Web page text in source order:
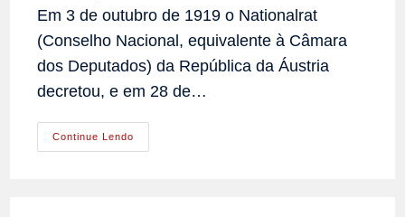
Em 3 de outubro de 1919 o Nationalrat
(Conselho Nacional, equivalente à Câmara
dos Deputados) da República da Áustria
decretou, e em 28 de…
Continue Lendo
Perdura